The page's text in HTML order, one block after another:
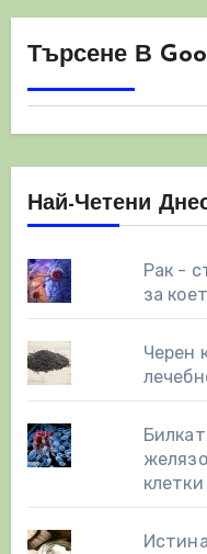
Търсене В
Най-Четени
Рак -
за
Черен